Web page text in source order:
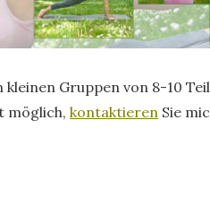
Gruppen von 8-10
möglich, kontaktieren Sie